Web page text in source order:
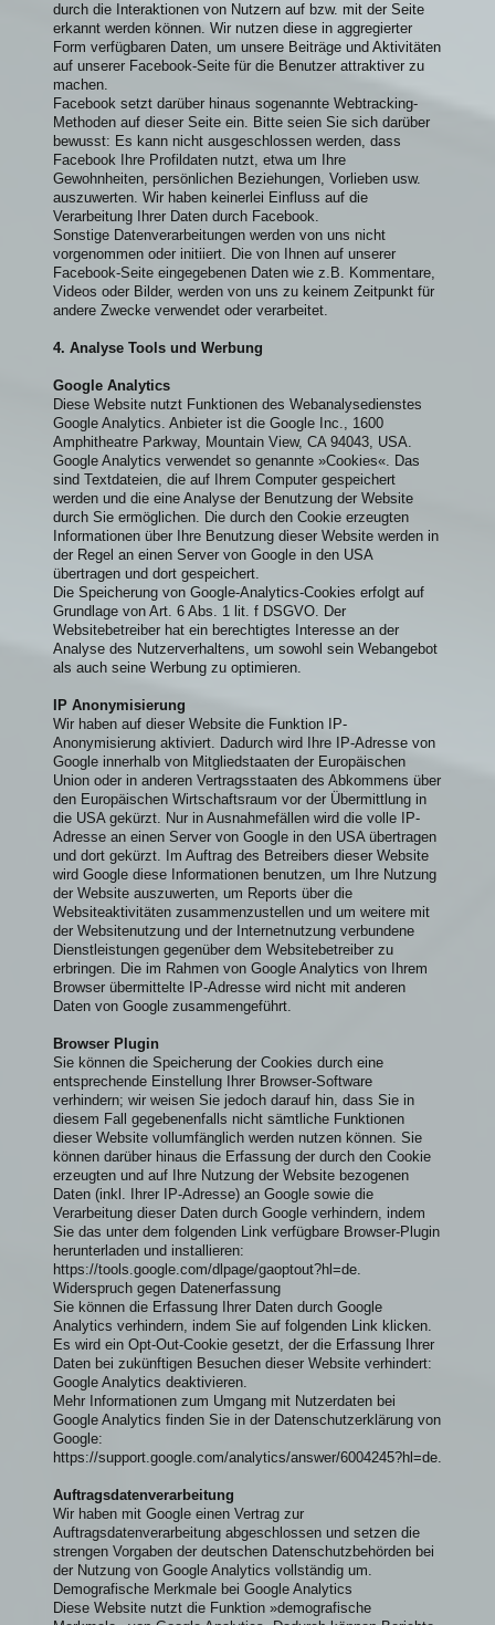
durch die Interaktionen von Nutzern auf bzw. mit der Seite
erkannt werden können. Wir nutzen diese in aggregierter
Form verfügbaren Daten, um unsere Beiträge und Aktivitäten
auf unserer Facebook-Seite für die Benutzer attraktiver zu
machen.
Facebook setzt darüber hinaus sogenannte Webtracking-
Methoden auf dieser Seite ein. Bitte seien Sie sich darüber
bewusst: Es kann nicht ausgeschlossen werden, dass
Facebook Ihre Profildaten nutzt, etwa um Ihre
Gewohnheiten, persönlichen Beziehungen, Vorlieben usw.
auszuwerten. Wir haben keinerlei Einfluss auf die
Verarbeitung Ihrer Daten durch Facebook.
Sonstige Datenverarbeitungen werden von uns nicht
vorgenommen oder initiiert. Die von Ihnen auf unserer
Facebook-Seite eingegebenen Daten wie z.B. Kommentare,
Videos oder Bilder, werden von uns zu keinem Zeitpunkt für
andere Zwecke verwendet oder verarbeitet.
4. Analyse Tools und Werbung
Google Analytics
Diese Website nutzt Funktionen des Webanalysedienstes
Google Analytics. Anbieter ist die Google Inc., 1600
Amphitheatre Parkway, Mountain View, CA 94043, USA.
Google Analytics verwendet so genannte »Cookies«. Das
sind Textdateien, die auf Ihrem Computer gespeichert
werden und die eine Analyse der Benutzung der Website
durch Sie ermöglichen. Die durch den Cookie erzeugten
Informationen über Ihre Benutzung dieser Website werden in
der Regel an einen Server von Google in den USA
übertragen und dort gespeichert.
Die Speicherung von Google-Analytics-Cookies erfolgt auf
Grundlage von Art. 6 Abs. 1 lit. f DSGVO. Der
Websitebetreiber hat ein berechtigtes Interesse an der
Analyse des Nutzerverhaltens, um sowohl sein Webangebot
als auch seine Werbung zu optimieren.
IP Anonymisierung
Wir haben auf dieser Website die Funktion IP-
Anonymisierung aktiviert. Dadurch wird Ihre IP-Adresse von
Google innerhalb von Mitgliedstaaten der Europäischen
Union oder in anderen Vertragsstaaten des Abkommens über
den Europäischen Wirtschaftsraum vor der Übermittlung in
die USA gekürzt. Nur in Ausnahmefällen wird die volle IP-
Adresse an einen Server von Google in den USA übertragen
und dort gekürzt. Im Auftrag des Betreibers dieser Website
wird Google diese Informationen benutzen, um Ihre Nutzung
der Website auszuwerten, um Reports über die
Websiteaktivitäten zusammenzustellen und um weitere mit
der Websitenutzung und der Internetnutzung verbundene
Dienstleistungen gegenüber dem Websitebetreiber zu
erbringen. Die im Rahmen von Google Analytics von Ihrem
Browser übermittelte IP-Adresse wird nicht mit anderen
Daten von Google zusammengeführt.
Browser Plugin
Sie können die Speicherung der Cookies durch eine
entsprechende Einstellung Ihrer Browser-Software
verhindern; wir weisen Sie jedoch darauf hin, dass Sie in
diesem Fall gegebenenfalls nicht sämtliche Funktionen
dieser Website vollumfänglich werden nutzen können. Sie
können darüber hinaus die Erfassung der durch den Cookie
erzeugten und auf Ihre Nutzung der Website bezogenen
Daten (inkl. Ihrer IP-Adresse) an Google sowie die
Verarbeitung dieser Daten durch Google verhindern, indem
Sie das unter dem folgenden Link verfügbare Browser-Plugin
herunterladen und installieren:
https://tools.google.com/dlpage/gaoptout?hl=de.
Widerspruch gegen Datenerfassung
Sie können die Erfassung Ihrer Daten durch Google
Analytics verhindern, indem Sie auf folgenden Link klicken.
Es wird ein Opt-Out-Cookie gesetzt, der die Erfassung Ihrer
Daten bei zukünftigen Besuchen dieser Website verhindert:
Google Analytics deaktivieren.
Mehr Informationen zum Umgang mit Nutzerdaten bei
Google Analytics finden Sie in der Datenschutzerklärung von
Google:
https://support.google.com/analytics/answer/6004245?hl=de.
Auftragsdatenverarbeitung
Wir haben mit Google einen Vertrag zur
Auftragsdatenverarbeitung abgeschlossen und setzen die
strengen Vorgaben der deutschen Datenschutzbehörden bei
der Nutzung von Google Analytics vollständig um.
Demografische Merkmale bei Google Analytics
Diese Website nutzt die Funktion »demografische